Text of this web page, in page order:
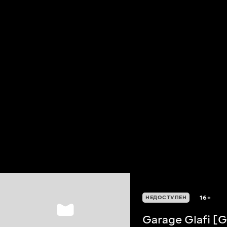
НЕДОСТУПЕН 16+
Garage Glafi